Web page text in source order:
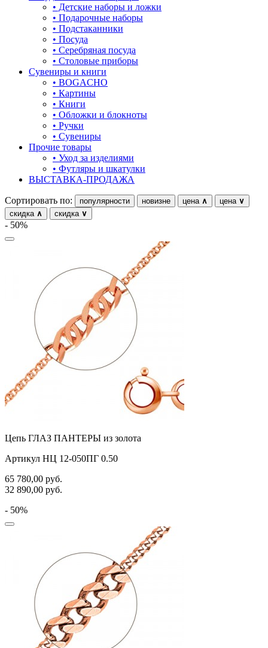
• Детские наборы и ложки
• Подарочные наборы
• Подстаканники
• Посуда
• Серебряная посуда
• Столовые приборы
Сувениры и книги
• BOGACHO
• Картины
• Книги
• Обложки и блокноты
• Ручки
• Сувениры
Прочие товары
• Уход за изделиями
• Футляры и шкатулки
ВЫСТАВКА-ПРОДАЖА
Сортировать по: популярности новизне цена ∧ цена ∨
скидка ∧ скидка ∨
- 50%
Цепь ГЛАЗ ПАНТЕРЫ из золота
Артикул НЦ 12-050ПГ 0.50
65 780,00 руб.
32 890,00 руб.
- 50%